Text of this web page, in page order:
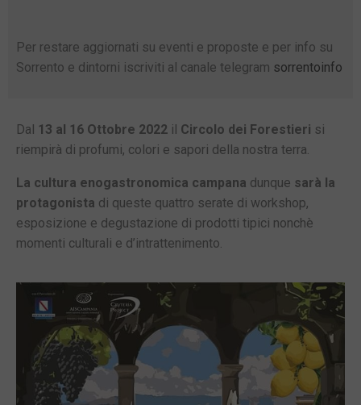
Per restare aggiornati su eventi e proposte e per info su
Sorrento e dintorni iscriviti al canale telegram sorrentoinfo
Dal 13 al 16 Ottobre 2022 il Circolo dei Forestieri si
riempirà di profumi, colori e sapori della nostra terra.
La cultura enogastronomica campana dunque sarà la
protagonista di queste quattro serate di workshop,
esposizione e degustazione di prodotti tipici nonchè
momenti culturali e d’intrattenimento.